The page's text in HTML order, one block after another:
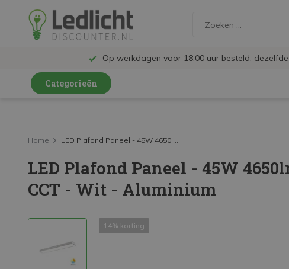
Op werkdagen voor 18:00 uur besteld,
Categorieën
LED Railspots
LED Panelen
LED TL
LED Schijnwerpers
LED High Bay lampen
Home LED Plafond Paneel - 45W 4650l...
LED Plafond Paneel - 45W
CCT - Wit - Aluminium
14% korting